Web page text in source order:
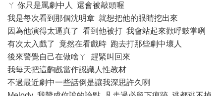
ㄚ 你只是罵劇中人 還會被敲頭喔
我是每次看到那個沈明章 就想把他的眼睛挖出來
因為他演得太逼真了 看到他被打 我會站起來歡呼鼓掌咧
有次太入戲了 竟然在看戲時 跑去打那些劇中壞人
後來警覺自己在做啥ㄚ 趕緊叫回來
我每天把這齣戲當作認識人性教材
不過最近劇中一些話倒是讓我深思許久咧